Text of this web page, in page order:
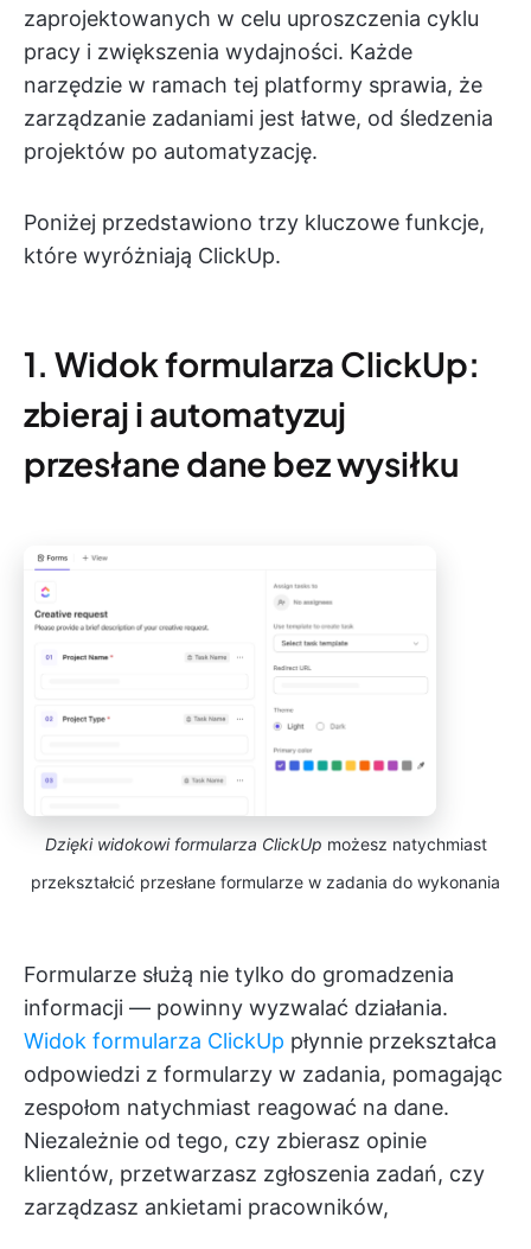
zaprojektowanych w celu uproszczenia cyklu
pracy i zwiększenia wydajności. Każde
narzędzie w ramach tej platformy sprawia, że
zarządzanie zadaniami jest łatwe, od śledzenia
projektów po automatyzację.
Poniżej przedstawiono trzy kluczowe funkcje,
które wyróżniają ClickUp.
1. Widok formularza ClickUp:
zbieraj i automatyzuj
przesłane dane bez wysiłku
Dzięki widokowi formularza ClickUp możesz natychmiast
przekształcić przesłane formularze w zadania do wykonania
Formularze służą nie tylko do gromadzenia
informacji — powinny wyzwalać działania.
Widok formularza ClickUp płynnie przekształca
odpowiedzi z formularzy w zadania, pomagając
zespołom natychmiast reagować na dane.
Niezależnie od tego, czy zbierasz opinie
klientów, przetwarzasz zgłoszenia zadań, czy
zarządzasz ankietami pracowników,